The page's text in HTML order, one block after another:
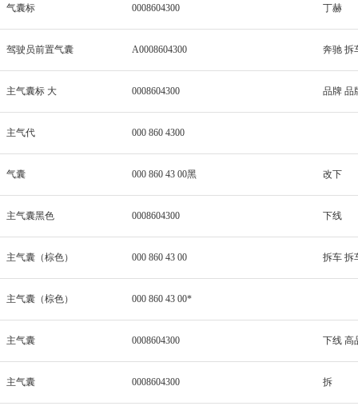
气囊标 0008604300 丁赫
驾驶员前置气囊 A0008604300 奔驰 拆
主气囊标 大 0008604300 品牌 品
主气代 000 860 4300
气囊 000 860 43 00黑 改下
主气囊黑色 0008604300 下线
主气囊（棕色） 000 860 43 00 拆车 拆
主气囊（棕色） 000 860 43 00*
主气囊 0008604300 下线 高
主气囊 0008604300 拆